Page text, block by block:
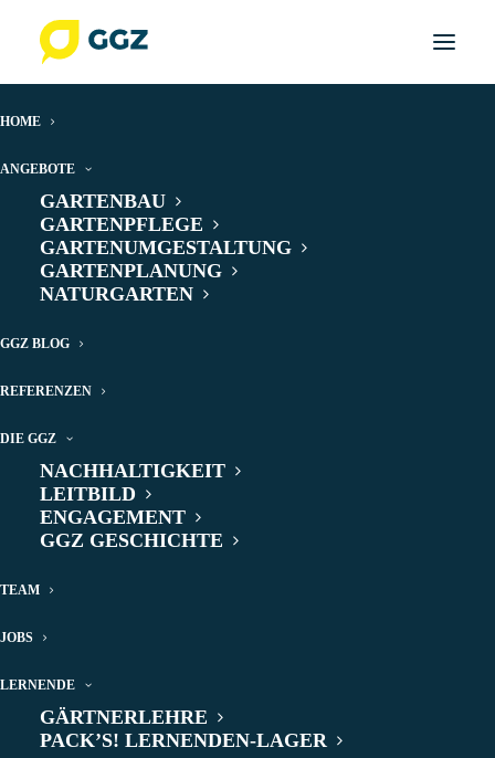
HOME
ANGEBOTE
GARTENBAU
GARTENPFLEGE
GARTENUMGESTALTUNG
GARTENPLANUNG
NATURGARTEN
GGZ BLOG
REFERENZEN
DIE GGZ
NACHHALTIGKEIT
LEITBILD
ENGAGEMENT
GGZ GESCHICHTE
TEAM
JOBS
LERNENDE
GÄRTNERLEHRE
PACK’S! LERNENDEN-LAGER
kommt ein
Schattenspender
für den Sommer
Die Blasenesche
Schattenspender
Prachtsexemplar, das unser